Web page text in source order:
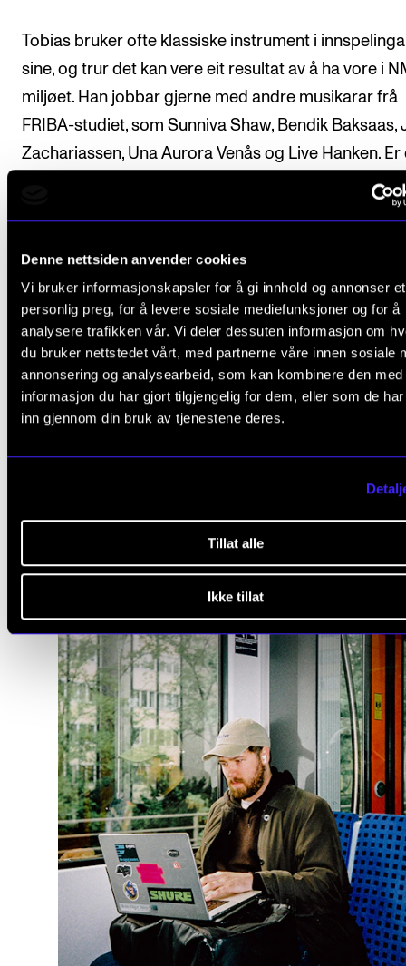
Denne nettsiden anvender cookies
Vi bruker informasjonskapsler for å gi innhold og annonser et
personlig preg, for å levere sosiale mediefunksjoner og for å
analysere trafikken vår. Vi deler dessuten informasjon om
du bruker nettstedet vårt, med partnerne våre innen sosiale
annonsering og analysearbeid, som kan kombinere den med
informasjon du har gjort tilgjengelig for dem, eller som de
inn gjennom din bruk av tjenestene deres.
Tillat alle
Ikke tillat
Tobias bruker ofte klassiske instrument i
sine, og trur det kan vere eit resultat av å ha vore i
miljøet. Han jobbar gjerne med andre musikarar frå
FRIBA-studiet, som Sunniva Shaw, Bendik Baksaas,
Zachariassen, Una Aurora Venås og Live Hanken. Er
noko spesielt som gjer at desse musikarane finn
– Det alle har til felles er at vi ikkje har noko til felles.
det er svartmetall, slampoesi eller hyperpop så er
fellesnemnaren at alle prøver å uttrykke seg og
noko originalt.
Det å vekse fram noko eige frå seg sjølv ligg ikkje
konservatorium sin natur, trur han, i alle fall ikkje i